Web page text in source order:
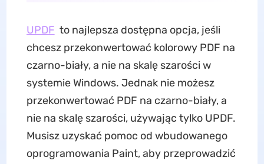
UPDF to najlepsza dostępna opcja, jeśli
chcesz przekonwertować kolorowy PDF na
czarno-biały, a nie na skalę szarości w
systemie Windows. Jednak nie możesz
przekonwertować PDF na czarno-biały, a
nie na skalę szarości, używając tylko UPDF.
Musisz uzyskać pomoc od wbudowanego
oprogramowania Paint, aby przeprowadzić